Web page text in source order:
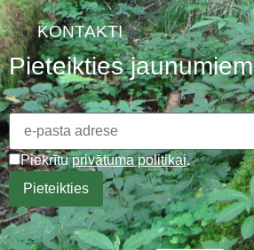
KONTAKTI
Pieteikties jaunumiem
Piekrītuprivātuma politikai.